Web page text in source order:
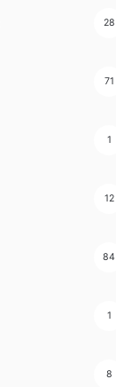
28
71
1
12
84
1
8